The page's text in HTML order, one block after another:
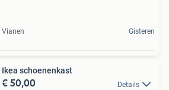
Vianen Gisteren
Ikea schoenenkast
€ 50,00 Details